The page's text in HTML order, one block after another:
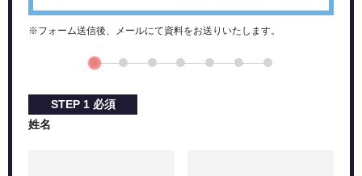
対応できるものは自社で作成する
対応範囲がどのくらいかを確認する
複数の業者で相見積もりを行う
ホームページの制作を成功させるためのポイント
※フォーム送信後、メールにて資料をお送りいたします。
STEP 1 必須
姓名